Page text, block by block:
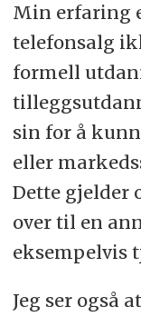
Min erfaring
telefonsalg
formell
sin for å
eller
Dette gjelder
over til en
eksempelvis
Jeg ser også